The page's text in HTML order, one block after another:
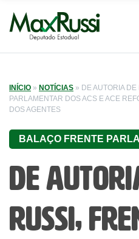
INÍCIO » NOTÍCIAS » DE AUTORIA
PARLAMENTAR DOS ACS E ACE
DOS AGENTES
BALAÇO FRENTE
De
Russi,